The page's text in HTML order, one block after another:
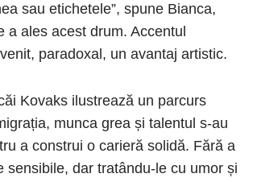
sau etichetele”, spune Bianca,
a ales acest drum. Accentul
paradoxal, un avantaj artistic.
Kovaks ilustrează un parcurs
munca grea și talentul s-au
a construi o carieră solidă. Fără a
sensibile, dar tratându-le cu umor și